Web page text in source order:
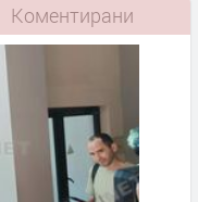
Коментирани